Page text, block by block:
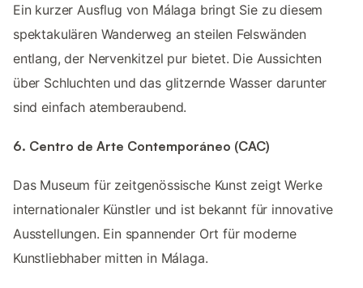
Ein kurzer Ausflug von Málaga bringt Sie zu diesem
spektakulären Wanderweg an steilen Felswänden
entlang, der Nervenkitzel pur bietet. Die Aussichten
über Schluchten und das glitzernde Wasser darunter
sind einfach atemberaubend.
6. Centro de Arte Contemporáneo (CAC)
Das Museum für zeitgenössische Kunst zeigt Werke
internationaler Künstler und ist bekannt für innovative
Ausstellungen. Ein spannender Ort für moderne
Kunstliebhaber mitten in Málaga.